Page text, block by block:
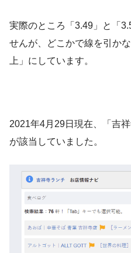
実際のところ「3.49」と「
せんが、どこかで線を引か
上」にしています。
2021年4月29日現在、「吉
が該当していました。